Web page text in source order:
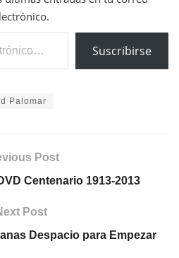
Suscribirse
Palomar
Post
Centenario 1913-2013
Post
Despacio para Empezar